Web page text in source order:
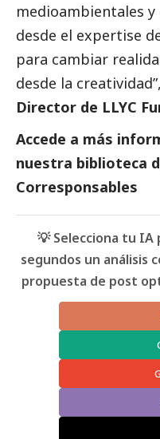
medioambientales y
desde el expertise
para cambiar
desde la
Director de LLYC
Accede a más
nuestra biblioteca
Corresponsables
💡 Selecciona tu
segundos un análisis
propuesta de post